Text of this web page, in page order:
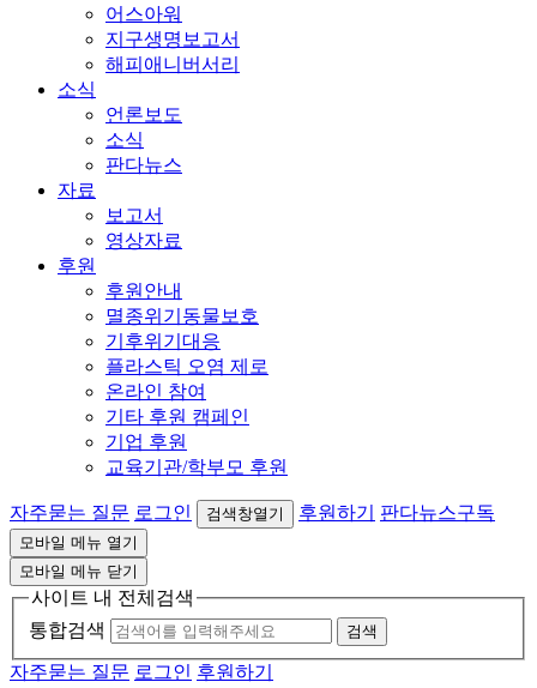
어스아워
지구생명보고서
해피애니버서리
소식
언론보도
소식
판다뉴스
자료
보고서
영상자료
후원
후원안내
멸종위기동물보호
기후위기대응
플라스틱 오염 제로
온라인 참여
기타 후원 캠페인
기업 후원
교육기관/학부모 후원
자주묻는 질문 로그인 검색창열기 후원하기 판다뉴스구독
모바일 메뉴 열기
모바일 메뉴 닫기
사이트 내 전체검색
통합검색
검색
자주묻는 질문 로그인 후원하기